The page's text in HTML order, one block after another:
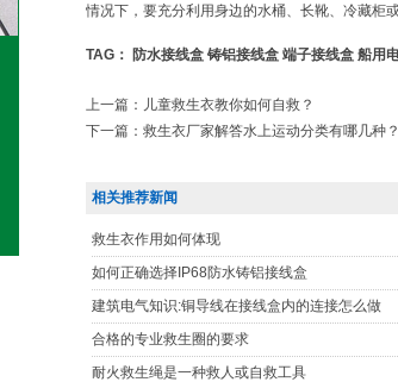
情况下，要充分利用身边的水桶、长靴、冷藏柜
TAG： 防水接线盒 铸铝接线盒 端子接线盒 船用
上一篇： 儿童救生衣教你如何自救？
下一篇： 救生衣厂家解答水上运动分类有哪几种？
相关推荐新闻
救生衣作用如何体现
如何正确选择IP68防水铸铝接线盒
建筑电气知识:铜导线在接线盒内的连接怎么做
合格的专业救生圈的要求
耐火救生绳是一种救人或自救工具